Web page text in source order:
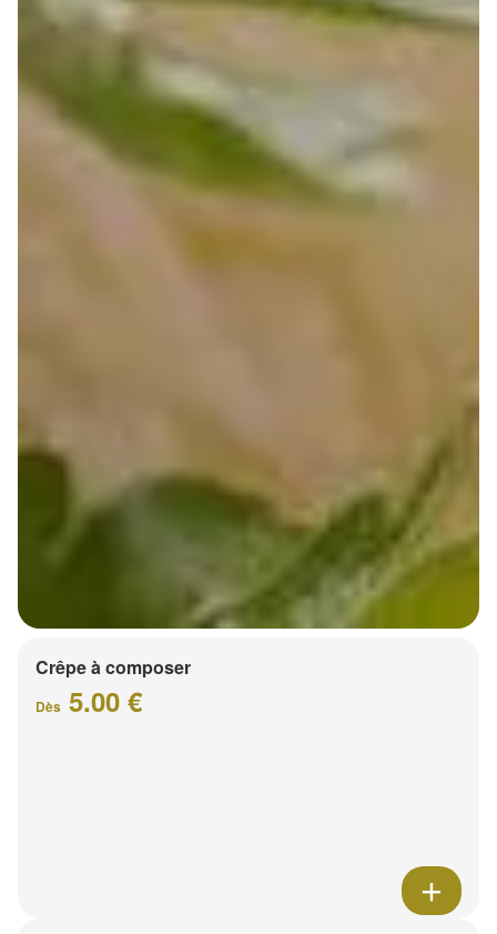
Crêpe à composer
Dès 5.00 €